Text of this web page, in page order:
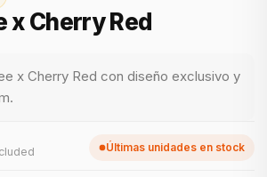
x Cherry Red
x Cherry Red con diseño exclusivo y
Últimas unidades en stock